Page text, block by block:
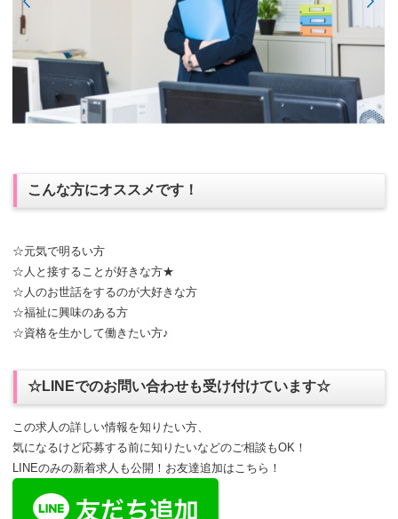
こんな方にオススメです！
☆元気で明るい方
☆人と接することが好きな方★
☆人のお世話をするのが大好きな方
☆福祉に興味のある方
☆資格を生かして働きたい方♪
☆LINEでのお問い合わせも受け付けています☆
この求人の詳しい情報を知りたい方、
気になるけど応募する前に知りたいなどのご相談もOK！
LINEのみの新着求人も公開！お友達追加はこちら！